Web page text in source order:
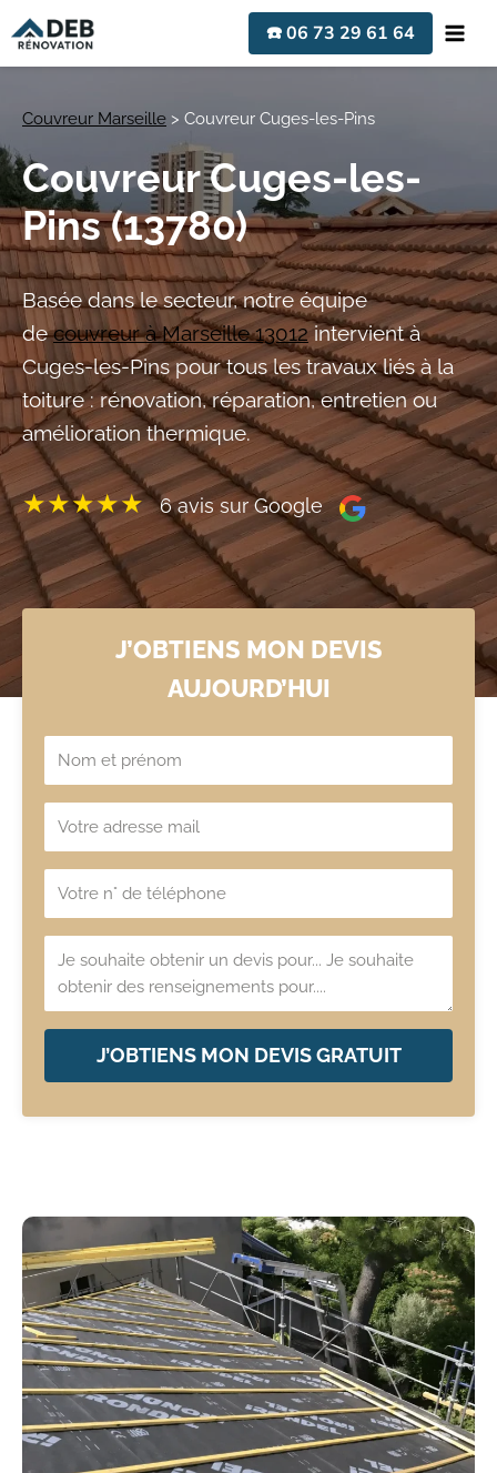
au
contenu
☎️ 06 73 29 61 64
Couvreur Marseille > Couvreur Cuges-les-Pins
Couvreur Cuges-les-
Pins (13780)
Basée dans le secteur, notre équipe
decouvreur à Marseille 13012 intervient à
Cuges-les-Pins pour tous les travaux liés à la
toiture : rénovation, réparation, entretien ou
amélioration thermique.
★★★★★ 6 avis sur Google
J’OBTIENS MON DEVIS
AUJOURD’HUI
J’OBTIENS MON DEVIS GRATUIT